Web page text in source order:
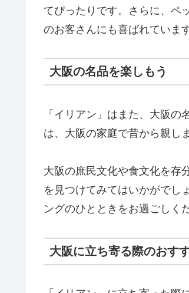
てぴったりです。さらに、ペ
のお客さんにも喜ばれています
大阪の名品を楽しもう
「イリアン」はまた、大阪
は、大阪の家庭で昔から親し
大阪の庶民文化や食文化を存
を見つけてみてはいかがでし
ングのひとときをお過ごしく
大阪に立ち寄る際のおす